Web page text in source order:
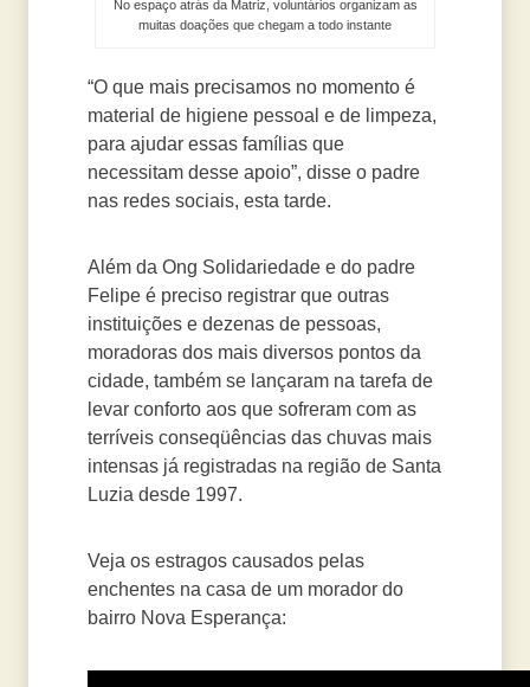
No espaço atrás da Matriz, voluntários organizam as
muitas doações que chegam a todo instante
“O que mais precisamos no momento é
material de higiene pessoal e de limpeza,
para ajudar essas famílias que
necessitam desse apoio”, disse o padre
nas redes sociais, esta tarde.
Além da Ong Solidariedade e do padre
Felipe é preciso registrar que outras
instituições e dezenas de pessoas,
moradoras dos mais diversos pontos da
cidade, também se lançaram na tarefa de
levar conforto aos que sofreram com as
terríveis conseqüências das chuvas mais
intensas já registradas na região de Santa
Luzia desde 1997.
Veja os estragos causados pelas
enchentes na casa de um morador do
bairro Nova Esperança: